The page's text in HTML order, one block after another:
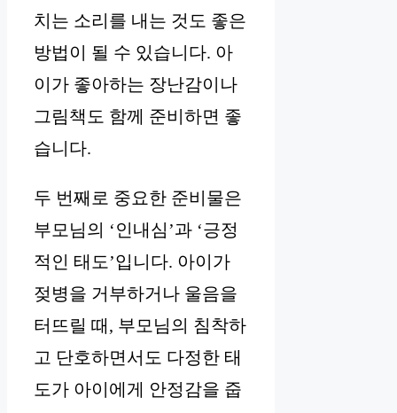
치는 소리를 내는 것도 좋은
방법이 될 수 있습니다. 아
이가 좋아하는 장난감이나
그림책도 함께 준비하면 좋
습니다.
두 번째로 중요한 준비물은
부모님의 ‘인내심’과 ‘긍정
적인 태도’입니다. 아이가
젖병을 거부하거나 울음을
터뜨릴 때, 부모님의 침착하
고 단호하면서도 다정한 태
도가 아이에게 안정감을 줍